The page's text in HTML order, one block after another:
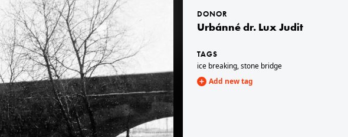
1916
1916 · Visegrád
Fellegvár.
DONOR
Urbánné dr. Lux Judit
TAGS
ice breaking,stone bridge
Add new tag